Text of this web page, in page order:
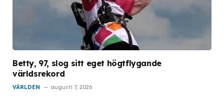
Betty, 97, slog sitt eget högtflygande
världsrekord
VÄRLDEN augusti 7, 2026